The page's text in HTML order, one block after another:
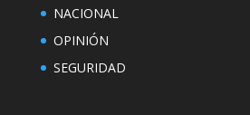
NACIONAL
OPINIÓN
SEGURIDAD